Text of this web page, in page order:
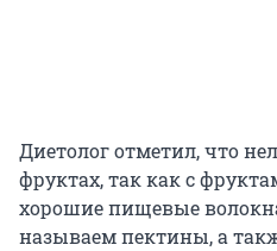
Диетолог отметил, что
фруктах, так как с
хорошие пищевые
называем пектины, а